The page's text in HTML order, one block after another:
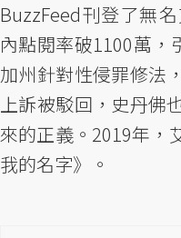
BuzzFeed刊登了無
內點閱率破1100萬，
加州針對性侵罪修法
上訴被駁回，史丹佛
來的正義。2019年，
我的名字》。